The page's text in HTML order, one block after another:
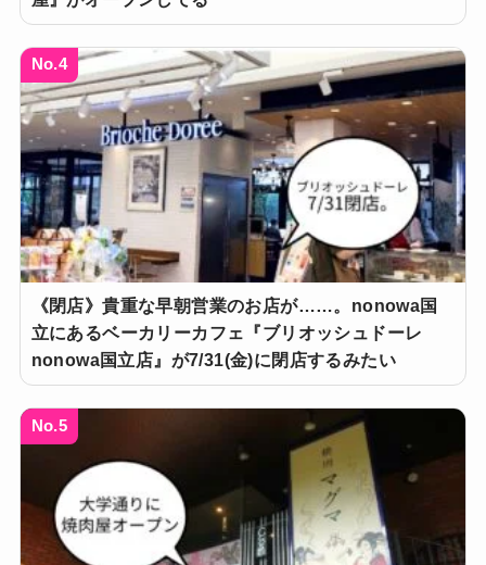
No.4
《閉店》貴重な早朝営業のお店が……。nonowa国
立にあるベーカリーカフェ『ブリオッシュドーレ
nonowa国立店』が7/31(金)に閉店するみたい
No.5